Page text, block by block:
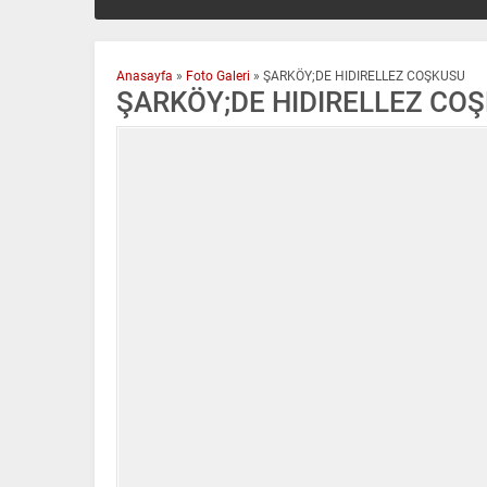
Anasayfa » Foto Galeri » ŞARKÖY;DE HIDIRELLEZ COŞKUSU
ŞARKÖY;DE HIDIRELLEZ